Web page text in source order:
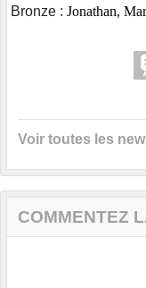
Bronze : Jonathan,
Voir toutes les
COMMENTEZ